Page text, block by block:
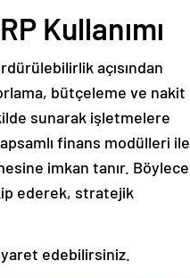
Kullanımı
açısından
bütçeleme ve nakit
sunarak işletmelere
finans modülleri ile
imkan tanır. Böylece
ederek, stratejik
edebilirsiniz.